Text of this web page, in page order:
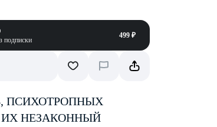
подписки
499 ₽
ПСИХОТРОПНЫХ
НЕЗАКОННЫЙ